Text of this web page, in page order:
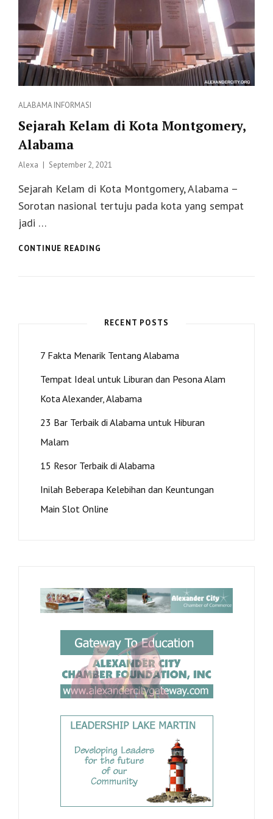
Categories
ALABAMAINFORMASI
Sejarah Kelam di Kota Montgomery,
Alabama
Alexa
Posted
September 2, 2021
Sejarah Kelam di Kota Montgomery, Alabama –
Sorotan nasional tertuju pada kota yang sempat
jadi …
CONTINUE READING
RECENT POSTS
7 Fakta Menarik Tentang Alabama
Tempat Ideal untuk Liburan dan Pesona Alam
Kota Alexander, Alabama
23 Bar Terbaik di Alabama untuk Hiburan
Malam
15 Resor Terbaik di Alabama
Inilah Beberapa Kelebihan dan Keuntungan
Main Slot Online